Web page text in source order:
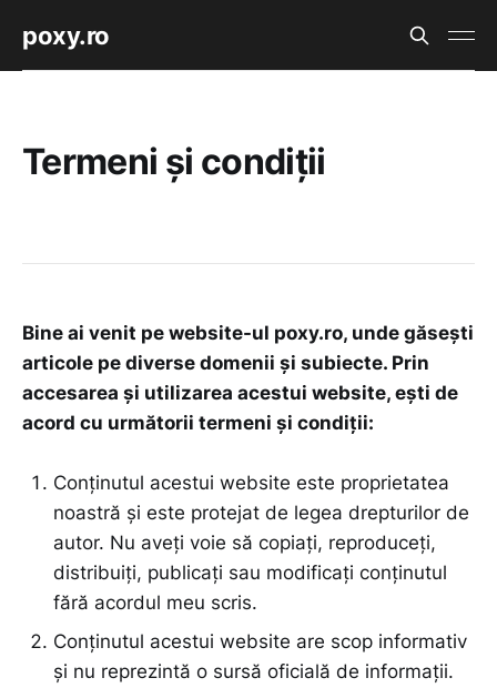
poxy.ro
Termeni și condiții
Bine ai venit pe website-ul poxy.ro, unde găsești
articole pe diverse domenii și subiecte. Prin
accesarea și utilizarea acestui website, ești de
acord cu următorii termeni și condiții:
Conținutul acestui website este proprietatea
noastră și este protejat de legea drepturilor de
autor. Nu aveți voie să copiați, reproduceți,
distribuiți, publicați sau modificați conținutul
fără acordul meu scris.
Conținutul acestui website are scop informativ
și nu reprezintă o sursă oficială de informații.